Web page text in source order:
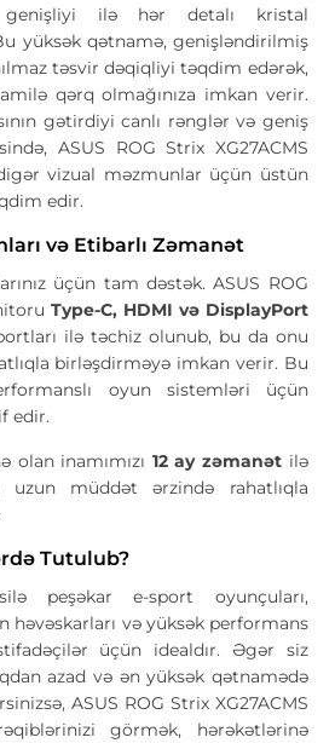
genişliyi ilə hər detalı kristal
yüksək qətnamə, genişləndirilmiş
təsvir dəqiqliyi təqdim edərək,
qərq olmağınıza imkan verir.
gətirdiyi canlı rənglər və geniş
ASUS ROG Strix XG27ACMS
vizual məzmunlar üçün üstün
edir.
və Etibarlı Zəmanət
üçün tam dəstək. ASUS ROG
Type-C, HDMI və DisplayPort
ilə təchiz olunub, bu da onu
birləşdirməyə imkan verir. Bu
oyun sistemləri üçün
edir.
olan inamımızı 12 ay zəmanət ilə
uzun müddət ərzində rahatlıqla
Tutulub?
peşəkar e-sport oyunçuları,
həvəskarları və yüksək performans
üçün idealdır. Əgər siz
azad və ən yüksək qətnamədə
ASUS ROG Strix XG27ACMS
görmək, hərəkətlərinə